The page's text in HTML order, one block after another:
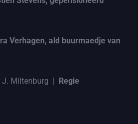
Verhagen, ald buurmaedje van
J. Miltenburg | Regie